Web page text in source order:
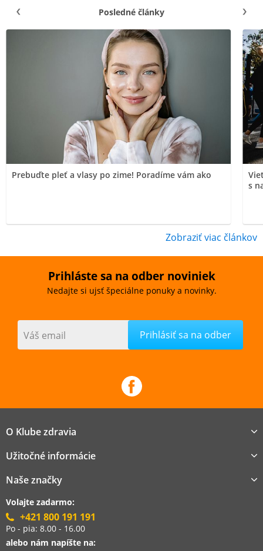
Posledné články
Prebuďte pleť a vlasy po zime! Poradíme vám ako
s
Zobraziť viac článkov
Prihláste sa na odber noviniek
Nedajte si ujsť špeciálne ponuky a novinky.
Váš email
O Klube zdravia
Užitočné informácie
Naše značky
Volajte zadarmo:
+421 800 191 191
Po - pia: 8.00 - 16.00
alebo nám napíšte na: